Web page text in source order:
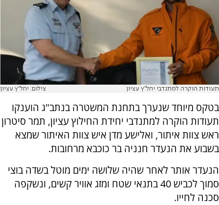
תעודות הוקרה למתנדבי יחל"ץ עציון צילום: יחל"ץ עציון
בטקס מיוחד שנערך בתחנת המשטרה בנתב"ג הוענקו
תעודות הוקרה למתנדבי יחידת החילוץ עציון, תמר סיטרון
ראש צוות איתור, ואלישע מדן איש צוות האיתור שמצא
בשבוע את הנעדר חנניה בר כוכבא מרחובות.
הנעדר אותר לאחר שהיה שלושה ימים מוטל בשדה בוצי
סמוך לכביש 40 בתנאי שטח ומזג אוויר קשים, ונשקפה
סכנה לחייו.